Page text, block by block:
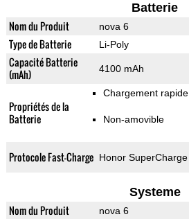
Batterie
Nom du Produit nova 6
Type de Batterie Li-Poly
Capacité Batterie
(mAh)
4100 mAh
Propriétés de la
Batterie
Chargement rapide
Non-amovible
Protocole Fast-Charge Honor SuperCharge
Systeme
Nom du Produit nova 6